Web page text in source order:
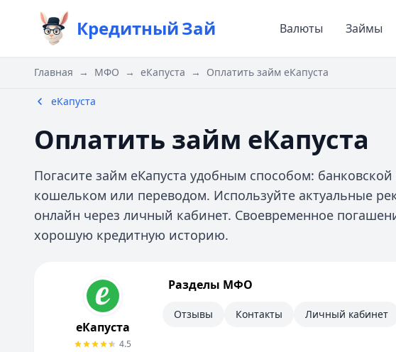
КредитныйЗай Валюты Займы
Главная → МФО → еКапуста → Оплатить займ еКапуста
еКапуста
Оплатить займ еКапуста
Погасите займ еКапуста удобным способом:
кошельком или переводом. Используйте актуальные
онлайн через личный кабинет. Своевременное
хорошую кредитную историю.
Информация
еКапуста
4.5
Разделы МФО
Отзывы Контакты Личный кабинет